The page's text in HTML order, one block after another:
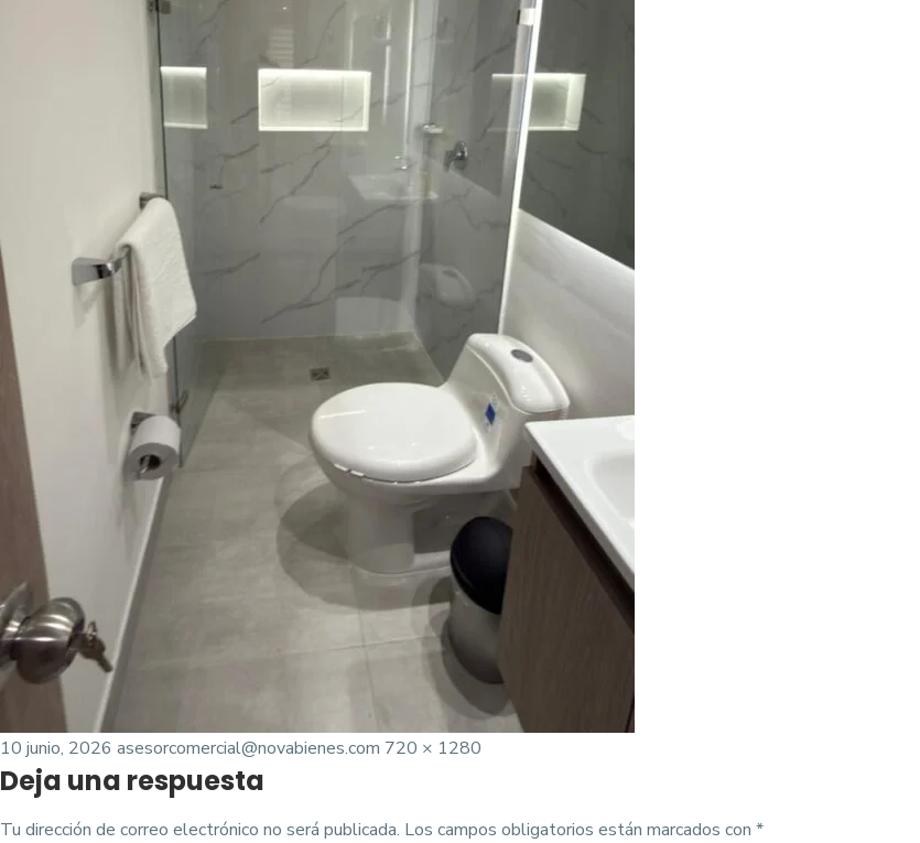
Posted
on
10 junio, 2026 asesorcomercial@novabienes.com Tamaño
720 × 1280
Deja una respuesta
Tu dirección de correo electrónico no será publicada. Los campos obligatorios están marcados con *